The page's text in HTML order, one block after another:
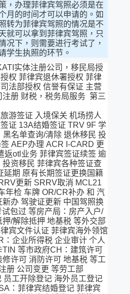
，办理菲律宾驾照必须是在
月的时间才可以申请的。如
转为菲律宾驾照的情况是不
就可以拿到菲律宾驾照，只
况下，则需要进行考试了，
学生执照的环节。
实体注册公司，移民局授
权 菲律宾退休署授权 菲律
法部授权 信誉有保证 主营
册 财税，税务局服务 第三
游签证 入境保关 机场捞人
证 13A结婚签证 TRV 9F 学
名单查询/清除 退休移民 投
AEP办理 ACR I-CARD 更
返otl业务 菲律宾签证续签 逾
资移民 菲律宾各种签证查
延期 原有长期签证更换国籍
更新 SRRV取消 MCL21
年检 车牌 OR/CR补办 和 汽
办 驾驶证更新 中国驾照换
包过 等房产局：房产入户/
/解除抵押 地基税 等外交部
宾文件认证 菲律宾海外领馆
：企业所得税 企业审计 个人
等市政府CH：建筑许可
修许可 消防许可 地基税 等工
册 公司变更 等劳工部
员工开除登记 海外员工登记
：菲律宾结婚登记 菲律宾